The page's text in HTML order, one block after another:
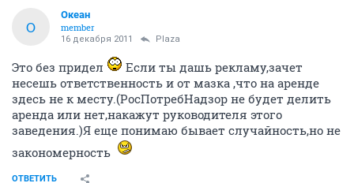
О
Океан
member
16 декабря 2011 Plaza
Это без придел
Если ты дашь рекламу,зачет
несешь ответственность и от мазка ,что на аренде
здесь не к месту.(РосПотребНадзор не будет делить
аренда или нет,накажут руководителя этого
заведения.)Я еще понимаю бывает случайность,но не
закономерность
ОТВЕТИТЬ